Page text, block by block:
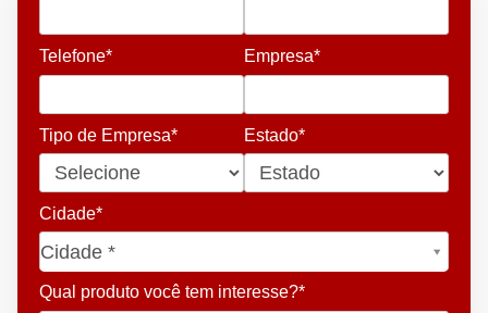
Telefone* Empresa*
Tipo de Empresa* Estado*
Cidade*
Cidade *
Cidade*
Qual produto você tem interesse?*